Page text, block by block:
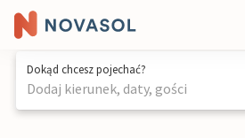
Dokąd chcesz pojechać?
Dodaj kierunek, daty, gości
1 / 33